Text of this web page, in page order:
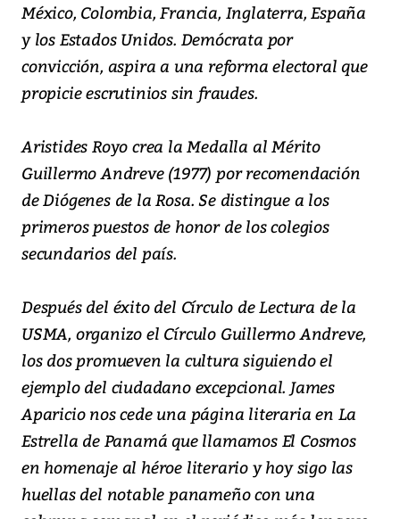
México, Colombia, Francia, Inglaterra, España
y los Estados Unidos. Demócrata por
convicción, aspira a una reforma electoral que
propicie escrutinios sin fraudes.
Aristides Royo crea la Medalla al Mérito
Guillermo Andreve (1977) por recomendación
de Diógenes de la Rosa. Se distingue a los
primeros puestos de honor de los colegios
secundarios del país.
Después del éxito del Círculo de Lectura de la
USMA, organizo el Círculo Guillermo Andreve,
los dos promueven la cultura siguiendo el
ejemplo del ciudadano excepcional. James
Aparicio nos cede una página literaria en La
Estrella de Panamá que llamamos El Cosmos
en homenaje al héroe literario y hoy sigo las
huellas del notable panameño con una